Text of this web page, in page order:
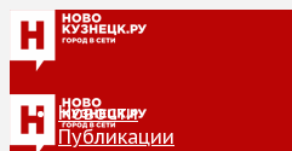
Новости
Публикации